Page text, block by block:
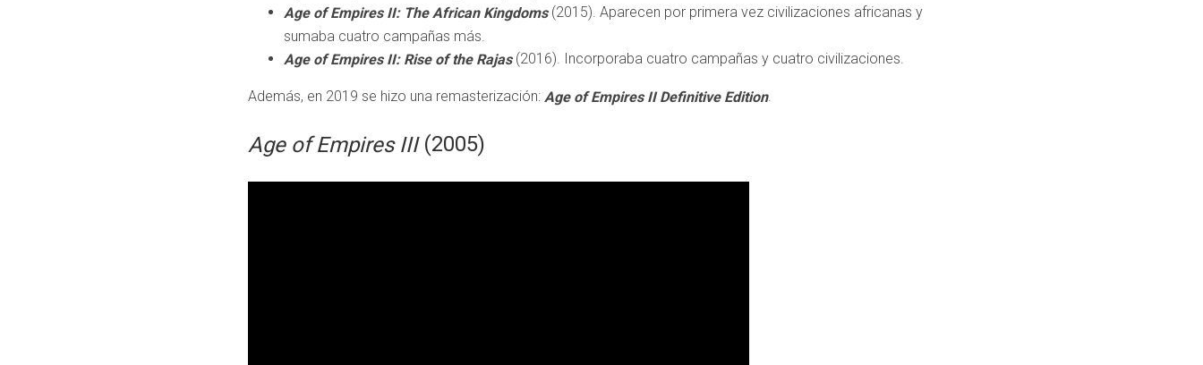
Age of Empires II: The African Kingdoms (2015). Aparecen por primera vez civilizaciones africanas y
sumaba cuatro campañas más.
Age of Empires II: Rise of the Rajas(2016). Incorporaba cuatro campañas y cuatro civilizaciones.
Además, en 2019 se hizo una remasterización: Age of Empires II Definitive Edition.
Age of Empires III(2005)